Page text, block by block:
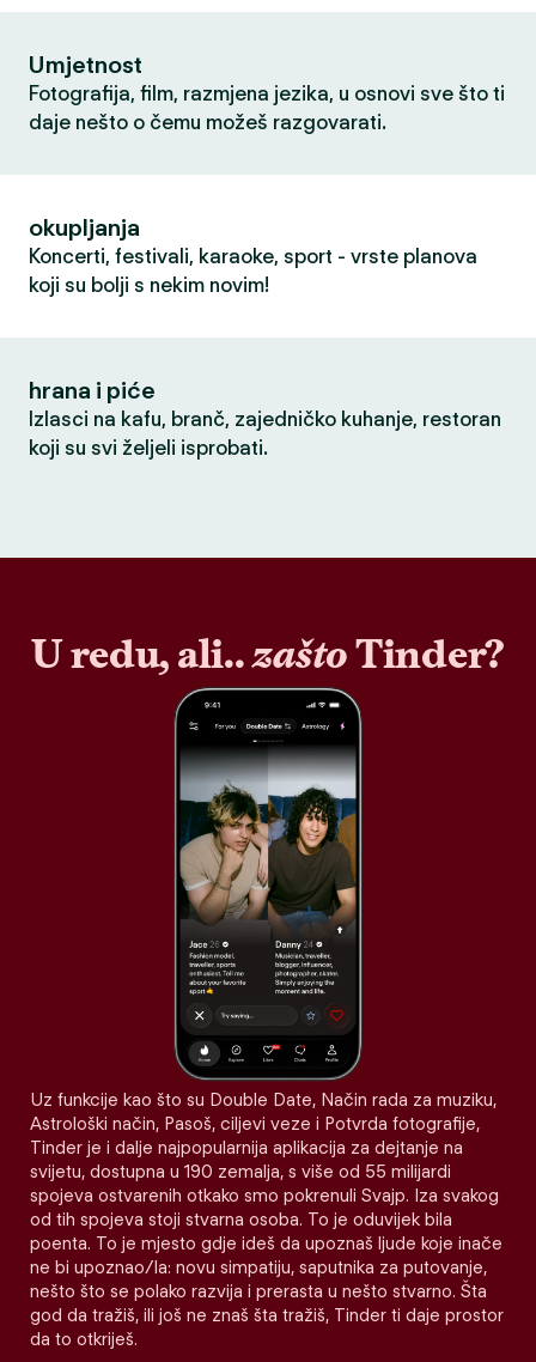
Umjetnost
Fotografija, film, razmjena jezika, u osnovi sve što ti
daje nešto o čemu možeš razgovarati.
okupljanja
Koncerti, festivali, karaoke, sport - vrste planova
koji su bolji s nekim novim!
hrana i piće
Izlasci na kafu, branč, zajedničko kuhanje, restoran
koji su svi željeli isprobati.
U redu, ali..zaštoTinder?
Uz funkcije kao što su Double Date, Način rada za muziku,
Astrološki način, Pasoš, ciljevi veze i Potvrda fotografije,
Tinder je i dalje najpopularnija aplikacija za dejtanje na
svijetu, dostupna u 190 zemalja, s više od 55 milijardi
spojeva ostvarenih otkako smo pokrenuli Svajp. Iza svakog
od tih spojeva stoji stvarna osoba. To je oduvijek bila
poenta. To je mjesto gdje ideš da upoznaš ljude koje inače
ne bi upoznao/la: novu simpatiju, saputnika za putovanje,
nešto što se polako razvija i prerasta u nešto stvarno. Šta
god da tražiš, ili još ne znaš šta tražiš, Tinder ti daje prostor
da to otkriješ.